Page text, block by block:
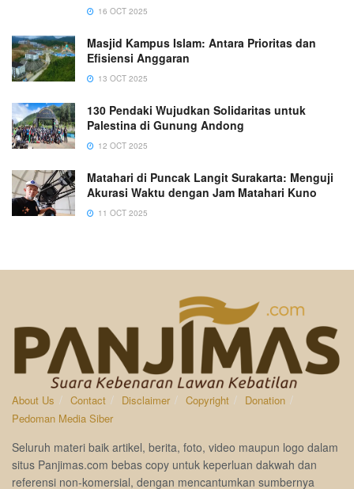
16 OCT 2025
Masjid Kampus Islam: Antara Prioritas dan
Efisiensi Anggaran
13 OCT 2025
130 Pendaki Wujudkan Solidaritas untuk
Palestina di Gunung Andong
12 OCT 2025
Matahari di Puncak Langit Surakarta: Menguji
Akurasi Waktu dengan Jam Matahari Kuno
11 OCT 2025
About Us Contact Disclaimer Copyright
Donation
Pedoman Media Siber
Seluruh materi baik artikel, berita, foto, video maupun logo dalam
situs Panjimas.com bebas copy untuk keperluan dakwah dan
referensi non-komersial, dengan mencantumkan sumbernya